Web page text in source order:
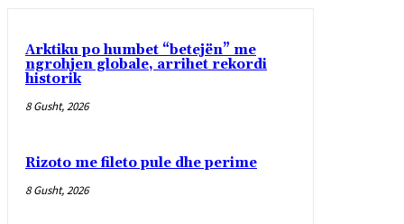
Arktiku po humbet “betejën” me
ngrohjen globale, arrihet rekordi
historik
8 Gusht, 2026
Rizoto me fileto pule dhe perime
8 Gusht, 2026